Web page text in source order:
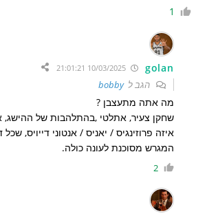
1
golan
הגב לbobby
מה אתה מתעצבן ?
שחקן צעיר, אתלטי ,בהתלהבות של
איזה פרוזינגיס / יאניס / אנטוני דייויס,
המגרש מסוכנת לעונה כולה.
2